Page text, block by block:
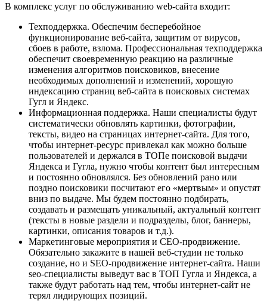
В комплекс услуг по обслуживанию web-сайта входит:
Техподдержка. Обеспечим бесперебойное
функционирование веб-сайта, защитим от вирусов,
сбоев в работе, взлома. Профессиональная техподдержка
обеспечит своевременную реакцию на различные
изменения алгоритмов поисковиков, внесение
необходимых дополнений и изменений, хорошую
индексацию страниц веб-сайта в поисковых системах
Гугл и Яндекс.
Информационная поддержка. Наши специалисты будут
систематически обновлять картинки, фотографии,
тексты, видео на страницах интернет-сайта. Для того,
чтобы интернет-ресурс привлекал как можно больше
пользователей и держался в ТОПе поисковой выдачи
Яндекса и Гугла, нужно чтобы контент был интересным
и постоянно обновлялся. Без обновлений рано или
поздно поисковики посчитают его «мертвым» и опустят
вниз по выдаче. Мы будем постоянно подбирать,
создавать и размещать уникальный, актуальный контент
(тексты в новые раздели и подразделы, блог, баннеры,
картинки, описания товаров и т.д.).
Маркетинговые мероприятия и СЕО-продвижение.
Обязательно закажите в нашей веб-студии не только
создание, но и SEO-продвижение интернет-сайта. Наши
seo-специалисты выведут вас в ТОП Гугла и Яндекса, а
также будут работать над тем, чтобы интернет-сайт не
терял лидирующих позиций.